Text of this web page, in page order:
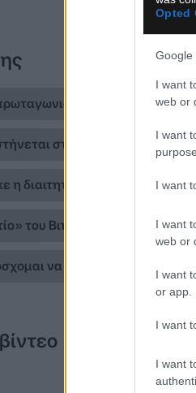
Opted
Google
I want
web or
I want
I want
I want
web or
I want
or app.
I want
I want
του πρώτου
στο κοινό της ΑΕΚ: Οι
διαιτητική ομάδα του
του Βιτάλις στην Γκιορ:
να πεθάνω για την